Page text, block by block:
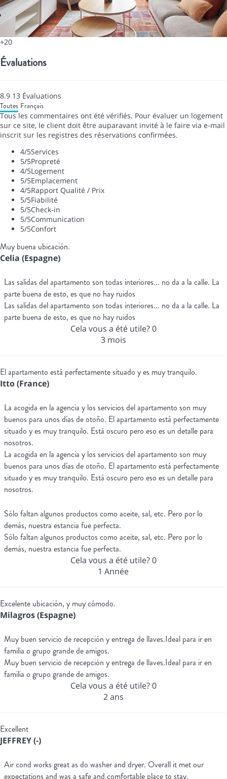
+20
Évaluations
8.9 13 Évaluations
Toutes Français
Tous les commentaires ont été vérifiés. Pour évaluer un logement
sur ce site, le client doit être auparavant invité à le faire via e-mail
inscrit sur les registres des réservations confirmées.
4/5Services
5/5Propreté
4/5Logement
5/5Emplacement
4/5Rapport Qualité / Prix
5/5Fiabilité
5/5Check-in
5/5Communication
5/5Confort
Muy buena ubicación.
Celia (Espagne)
Las salidas del apartamento son todas interiores... no da a la calle. La
parte buena de esto, es que no hay ruidos
Las salidas del apartamento son todas interiores... no da a la calle. La
parte buena de esto, es que no hay ruidos
Cela vous a été utile?0
3 mois
El apartamento está perfectamente situado y es muy tranquilo.
Itto (France)
La acogida en la agencia y los servicios del apartamento son muy
buenos para unos días de otoño. El apartamento está perfectamente
situado y es muy tranquilo. Está oscuro pero eso es un detalle para
nosotros.
La acogida en la agencia y los servicios del apartamento son muy
buenos para unos días de otoño. El apartamento está perfectamente
situado y es muy tranquilo. Está oscuro pero eso es un detalle para
nosotros.
Sólo faltan algunos productos como aceite, sal, etc. Pero por lo
demás, nuestra estancia fue perfecta.
Sólo faltan algunos productos como aceite, sal, etc. Pero por lo
demás, nuestra estancia fue perfecta.
Cela vous a été utile?0
1 Année
Excelente ubicación, y muy cómodo.
Milagros (Espagne)
Muy buen servicio de recepción y entrega de llaves.Ideal para ir en
familia o grupo grande de amigos.
Muy buen servicio de recepción y entrega de llaves.Ideal para ir en
familia o grupo grande de amigos.
Cela vous a été utile?0
2 ans
Excellent
JEFFREY (-)
Air cond works great as do washer and dryer. Overall it met our
expectations and was a safe and comfortable place to stay.